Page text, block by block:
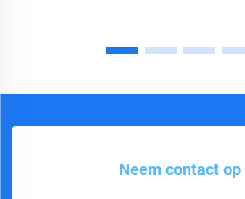
Neem contact op